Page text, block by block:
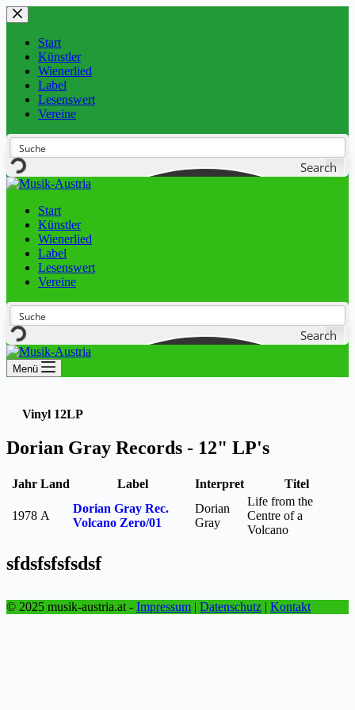
Start
Künstler
Wienerlied
Label
Lesenswert
Vereine
Search
Start
Künstler
Wienerlied
Label
Lesenswert
Vereine
Search
Menü
Vinyl 12LP
Dorian Gray Records - 12" LP's
Jahr Land Label Interpret Titel
1978 A
Dorian Gray Rec.
Volcano Zero/01
Dorian
Gray
Life from the
Centre of a
Volcano
sfdsfsfsfsdsf
© 2025 musik-austria.at - Impressum | Datenschutz | Kontakt